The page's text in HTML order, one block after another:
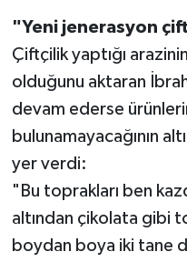
"Yeni jenerasyon
Çiftçilik yaptığı
olduğunu aktaran
devam ederse
bulunamayacağının
yer verdi:
"Bu toprakları ben
altından çikolata gibi
boydan boya iki tane